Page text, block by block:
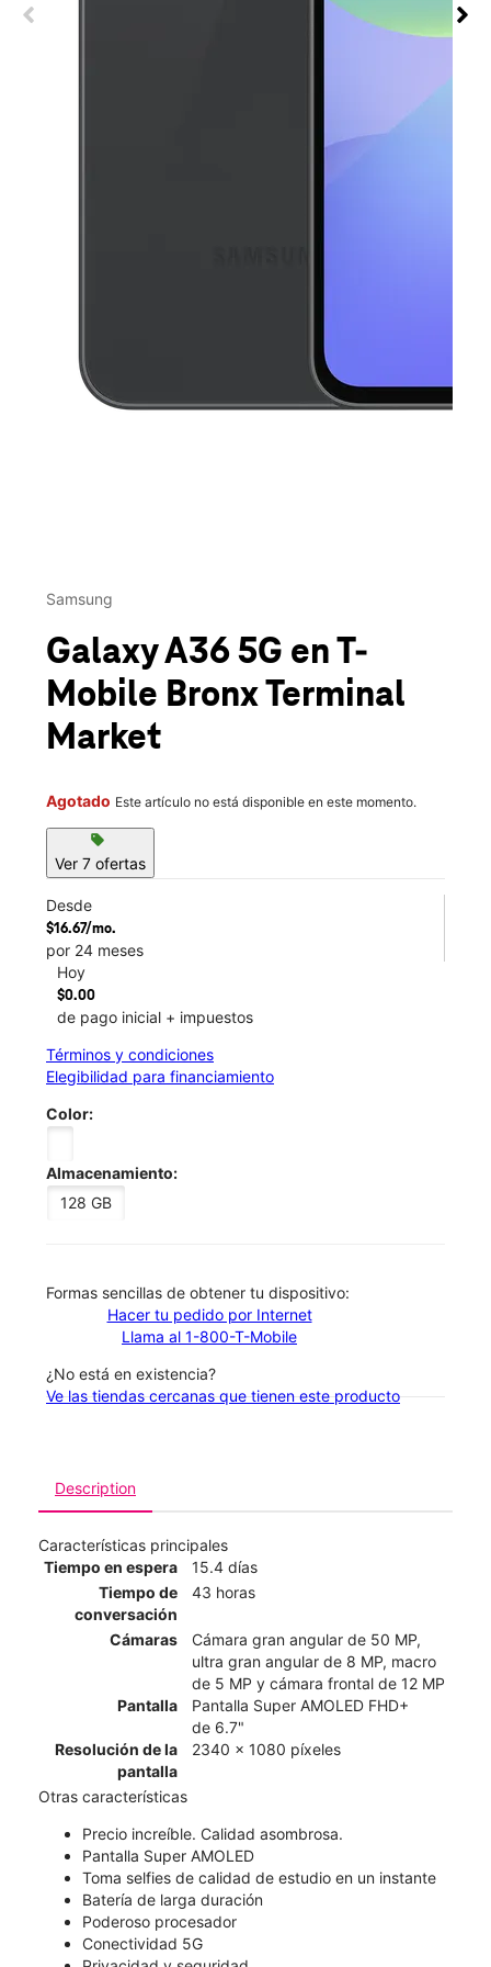
Samsung
Galaxy A36 5G en T-
Mobile Bronx Terminal
Market
Agotado Este artículo no está disponible en este momento.
sell
Ver 7 ofertas
Desde
$16.67/mo.
por 24 meses
Hoy
$0.00
de pago inicial + impuestos
Términos y condiciones
Elegibilidad para financiamiento
Color:
Almacenamiento:
128 GB
​​​​​​​Formas sencillas de obtener tu dispositivo:
Hacer tu pedido por Internet
Llama al 1-800-T-Mobile
¿No está en existencia?
Ve las tiendas cercanas que tienen este producto
Description
Características principales
Tiempo en espera
15.4 días
Tiempo de
conversación
43 horas
Cámaras
Cámara gran angular de 50 MP,
ultra gran angular de 8 MP, macro
de 5 MP y cámara frontal de 12 MP
Pantalla
Pantalla Super AMOLED FHD+
de 6.7"
Resolución de la
pantalla
2340 x 1080 píxeles
Otras características
Precio increíble. Calidad asombrosa.
Pantalla Super AMOLED
Toma selfies de calidad de estudio en un instante
Batería de larga duración
Poderoso procesador
Conectividad 5G